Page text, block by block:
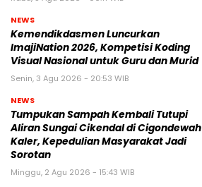
NEWS
Kemendikdasmen Luncurkan
ImajiNation 2026, Kompetisi Koding
Visual Nasional untuk Guru dan Murid
Senin, 3 Agu 2026 - 20:53 WIB
NEWS
Tumpukan Sampah Kembali Tutupi
Aliran Sungai Cikendal di Cigondewah
Kaler, Kepedulian Masyarakat Jadi
Sorotan
Minggu, 2 Agu 2026 - 15:43 WIB